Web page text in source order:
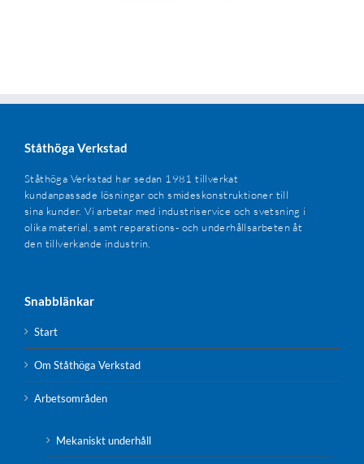
Ståthöga Verkstad
Ståthöga Verkstad har sedan 1981 tillverkat
kundanpassade lösningar och smideskonstruktioner till
sina kunder. Vi arbetar med industriservice och svetsning i
olika material, samt reparations- och underhållsarbeten åt
den tillverkande industrin.
Snabblänkar
Start
Om Ståthöga Verkstad
Arbetsområden
Mekaniskt underhåll